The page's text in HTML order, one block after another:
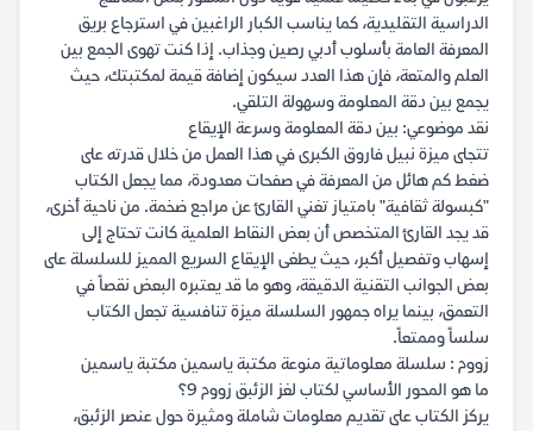
الدراسية التقليدية، كما يناسب الكبار الراغبين في استرجاع بريق
المعرفة العامة بأسلوب أدبي رصين وجذاب. إذا كنت تهوى الجمع بين
العلم والمتعة، فإن هذا العدد سيكون إضافة قيمة لمكتبتك، حيث
يجمع بين دقة المعلومة وسهولة التلقي.
نقد موضوعي: بين دقة المعلومة وسرعة الإيقاع
تتجلى ميزة نبيل فاروق الكبرى في هذا العمل من خلال قدرته على
ضغط كم هائل من المعرفة في صفحات معدودة، مما يجعل الكتاب
"كبسولة ثقافية" بامتياز تغني القارئ عن مراجع ضخمة. من ناحية أخرى،
قد يجد القارئ المتخصص أن بعض النقاط العلمية كانت تحتاج إلى
إسهاب وتفصيل أكبر، حيث يطغى الإيقاع السريع المميز للسلسلة على
بعض الجوانب التقنية الدقيقة، وهو ما قد يعتبره البعض نقصاً في
التعمق، بينما يراه جمهور السلسلة ميزة تنافسية تجعل الكتاب
سلساً وممتعاً.
زووم : سلسلة معلوماتية منوعة مكتبة ياسمين مكتبة ياسمين
ما هو المحور الأساسي لكتاب لغز الزئبق زووم 9؟
يركز الكتاب على تقديم معلومات شاملة ومثيرة حول عنصر الزئبق،